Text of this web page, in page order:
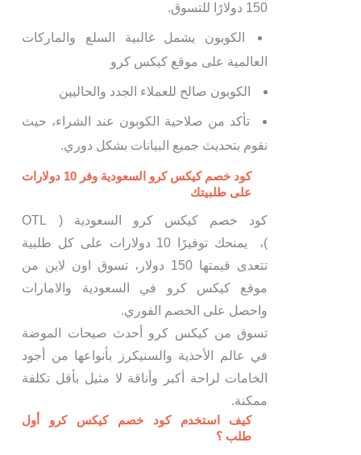
150 دولارًا للتسوق.
الكوبون يشمل غالبية السلع والماركات
العالمية على موقع كيكس كرو
الكوبون صالح للعملاء الجدد والحاليين
تأكد من صلاحية الكوبون عند الشراء، حيث
نقوم بتحديث جميع البيانات بشكل دوري.
كود خصم كيكس كرو السعودية وفر 10 دولارات
على طلبيتك
كود خصم كيكس كرو السعودية ( OTL
)، يمنحك توفيرًا 10 دولارات على كل طلبية
تتعدى قيمتها 150 دولار، تسوق اون لاين من
موقع كيكس كرو في السعودية والامارات
واحصل على الخصم الفوري.
تسوق من كيكس كرو أحدث صيحات الموضة
في عالم الأحذية والسنيكرز بأنواعها من أجود
الخامات لراحة أكبر وأناقة لا مثيل بأقل تكلفة
ممكنة.
كيف استخدم كود خصم كيكس كرو أول
طلب ؟